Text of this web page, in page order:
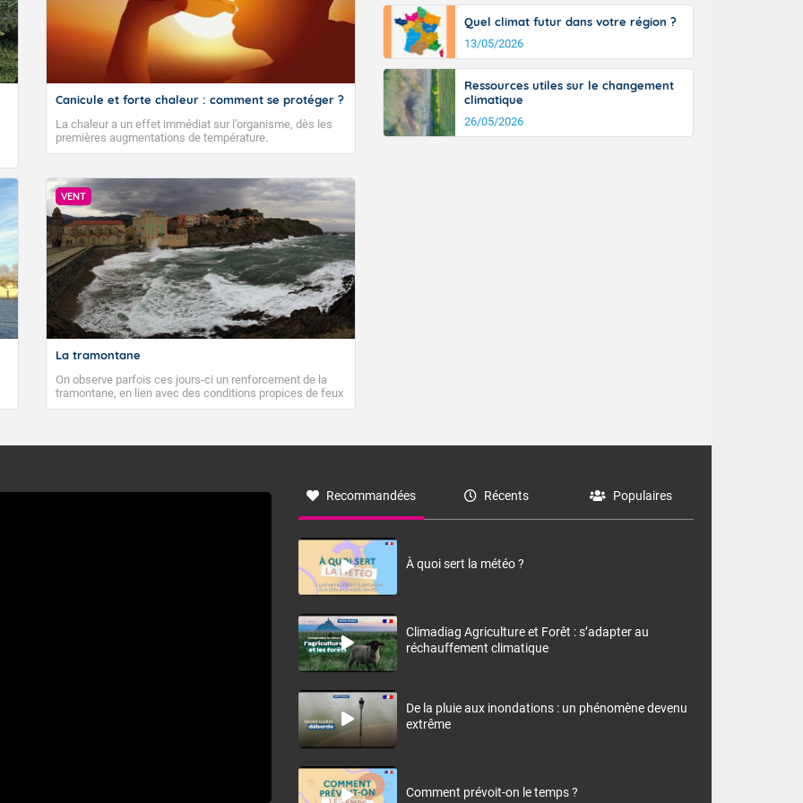
Canicule et forte chaleur : comment se protéger ?
La chaleur a un effet immédiat sur l’organisme, dès les
premières augmentations de température.
VENT
La tramontane
On observe parfois ces jours-ci un renforcement de la
tramontane, en lien avec des conditions propices de feux
de forêt. Mais qu'est-ce que la tramontane ? Quelles sont
à nord-ouest, dans un secteur qui part du Roussillon à la
monts, en allusion aux régions montagneuses d’où
Quel climat futur dans votre région ?
13/05/2026
Ressources utiles sur le changement
climatique
26/05/2026
Recommandées Récents Populaires
À quoi sert la météo ?
Climadiag Agriculture et Forêt : s’adapter au
réchauffement climatique
De la pluie aux inondations : un phénomène devenu
extrême
Comment prévoit-on le temps ?